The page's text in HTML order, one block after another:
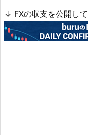
↓ FXの収支を公開して